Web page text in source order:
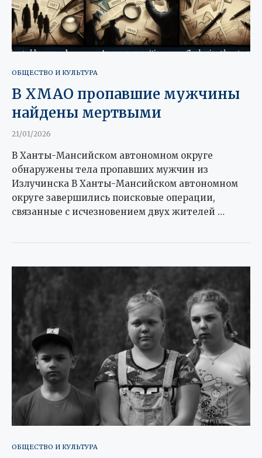
ОБЩЕСТВО И КУЛЬТУРА
В ХМАО пропавшие мужчины
найдены мертвыми
21/01/2026
В Ханты-Мансийском автономном округе
обнаружены тела пропавших мужчин из
Излучинска В Ханты-Мансийском автономном
округе завершились поисковые операции,
связанные с исчезновением двух жителей …
ОБЩЕСТВО И КУЛЬТУРА